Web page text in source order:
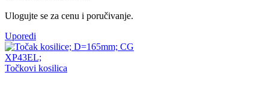
Ulogujte se za cenu i poručivanje.
Uporedi
Točkovi kosilica